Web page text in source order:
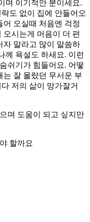
며 이기적안 분이세요.
도 없이 집에 안들어오
오실때 처음엔 걱정
시는게 머음이 더 편
자 말라고 많이 말씀하
께 욕설도 하새요. 이런
쉬기가 힘들어요. 어떻
잘 몰랐던 무서운 부
저의 삶이 망가잘거
며 도움이 되고 싶지만
할까요